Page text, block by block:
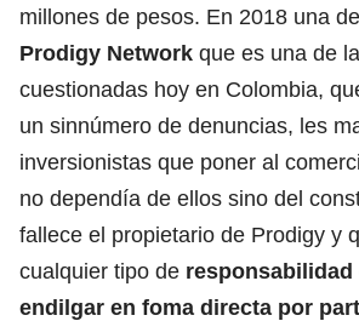
millones de pesos. En 2018 una
Prodigy Network que es una de
cuestionadas hoy en Colombia,
un sinnúmero de denuncias, les
inversionistas que poner al
no dependía de ellos sino del
fallece el propietario de Prodigy y
cualquier tipo de responsabilidad
endilgar en foma directa por